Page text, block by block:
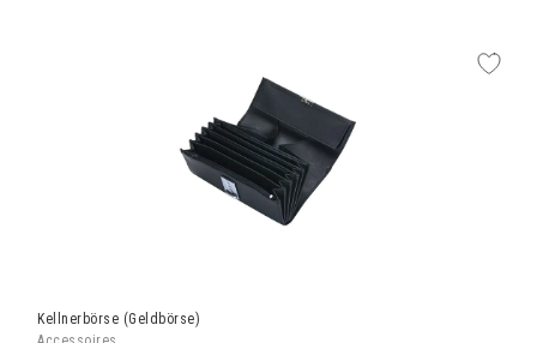
Kellnerbörse (Geldbörse)